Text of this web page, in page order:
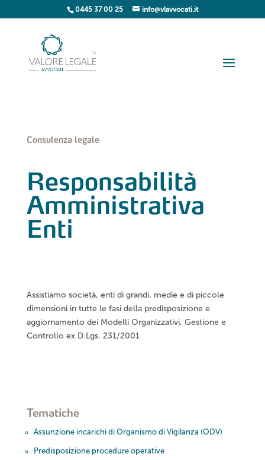
0445 37 00 25 info@vlavvocati.it
Consulenza legale
Responsabilità
Amministrativa
Enti
Assistiamo società, enti di grandi, medie e di piccole
dimensioni in tutte le fasi della predisposizione e
aggiornamento dei Modelli Organizzativi, Gestione e
Controllo ex D.Lgs. 231/2001
Tematiche
Assunzione incarichi di Organismo di Vigilanza (ODV)
Predisposizione procedure operative